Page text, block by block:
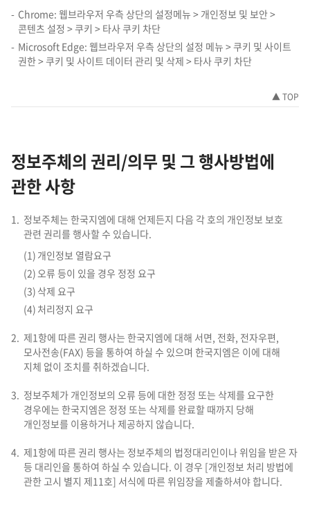
Chrome: 웹브라우저 우측 상단의 설정메뉴 > 개인정보 및 보안 >
콘텐츠 설정 > 쿠키 > 타사 쿠키 차단
Microsoft Edge: 웹브라우저 우측 상단의 설정 메뉴 > 쿠키 및 사이트
권한 > 쿠키 및 사이트 데이터 관리 및 삭제 > 타사 쿠키 차단
▲ TOP
정보주체의 권리/의무 및 그 행사방법에
관한 사항
정보주체는 한국지엠에 대해 언제든지 다음 각 호의 개인정보 보호
관련 권리를 행사할 수 있습니다.
개인정보 열람요구
오류 등이 있을 경우 정정 요구
삭제 요구
처리정지 요구
제1항에 따른 권리 행사는 한국지엠에 대해 서면, 전화, 전자우편,
모사전송(FAX) 등을 통하여 하실 수 있으며 한국지엠은 이에 대해
지체 없이 조치를 취하겠습니다.
정보주체가 개인정보의 오류 등에 대한 정정 또는 삭제를 요구한
경우에는 한국지엠은 정정 또는 삭제를 완료할 때까지 당해
개인정보를 이용하거나 제공하지 않습니다.
제1항에 따른 권리 행사는 정보주체의 법정대리인이나 위임을 받은 자
등 대리인을 통하여 하실 수 있습니다. 이 경우 [개인정보 처리 방법에
관한 고시 별지 제11호] 서식에 따른 위임장을 제출하셔야 합니다.